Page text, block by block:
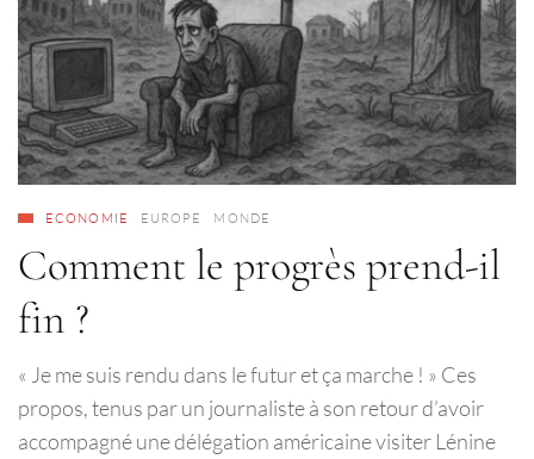
ECONOMIE EUROPE MONDE
Comment le progrès prend-il
fin ?
« Je me suis rendu dans le futur et ça marche ! » Ces
propos, tenus par un journaliste à son retour d’avoir
accompagné une délégation américaine visiter Lénine